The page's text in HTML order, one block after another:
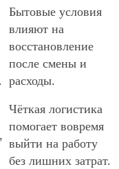
Бытовые условия
влияют на
восстановление
после смены и
расходы.
Чёткая логистика
помогает вовремя
выйти на работу
без лишних затрат.